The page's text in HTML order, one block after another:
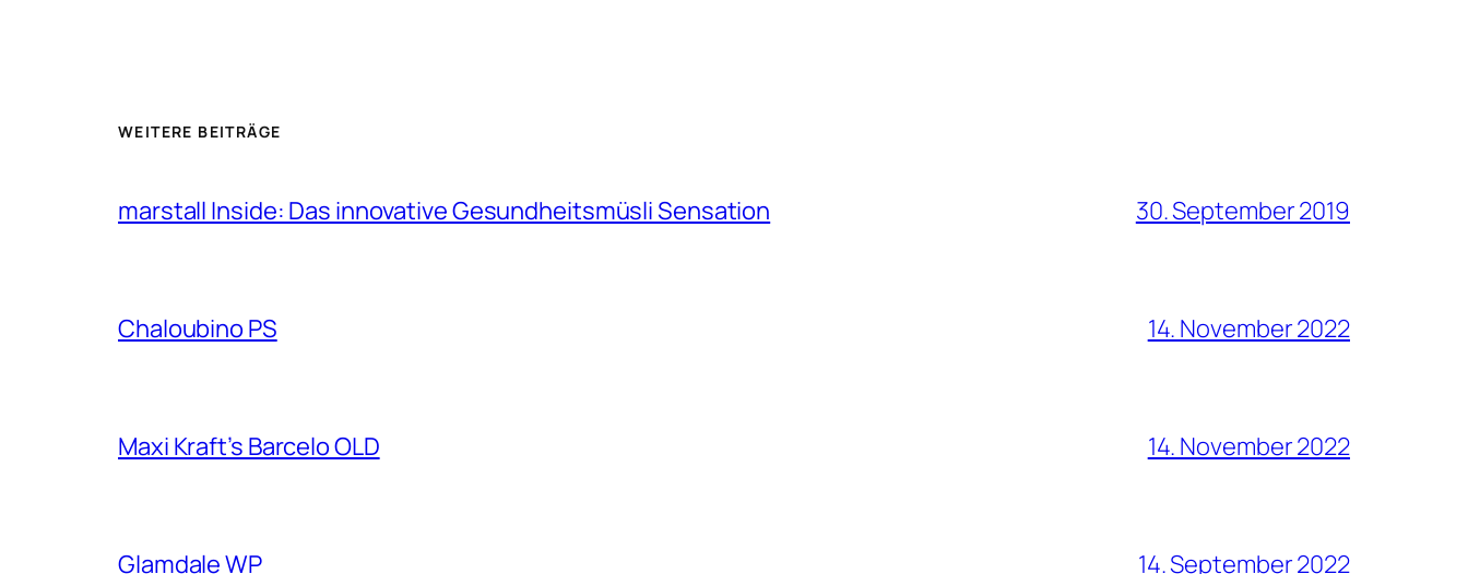
WEITERE BEITRÄGE
marstall Inside: Das innovative Gesundheitsmüsli Sensation 30. September 2019
Chaloubino PS 14. November 2022
Maxi Kraft’s Barcelo OLD 14. November 2022
Glamdale WP 14. September 2022